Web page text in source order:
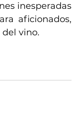
inesperadas
aficionados,
vino.